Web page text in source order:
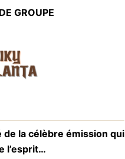
GROUPE
de la célèbre émission qui
l’esprit…